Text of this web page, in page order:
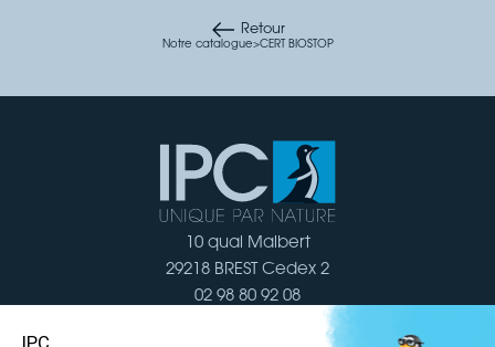
Retour
Notre catalogue>CERT BIOSTOP
10 quai Malbert
29218 BREST Cedex 2
02 98 80 92 08